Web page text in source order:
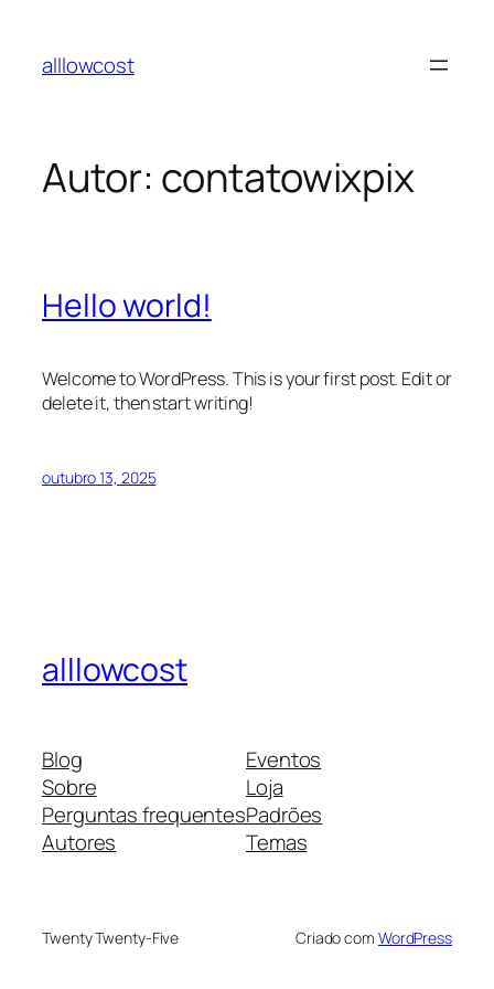
alllowcost
Autor: contatowixpix
Hello world!
Welcome to WordPress. This is your first post. Edit or
delete it, then start writing!
outubro 13, 2025
alllowcost
Blog
Sobre
Perguntas frequentes
Autores
Eventos
Loja
Padrões
Temas
Twenty Twenty-Five Criado com WordPress